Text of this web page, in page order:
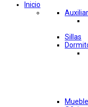
Inicio
Sillas